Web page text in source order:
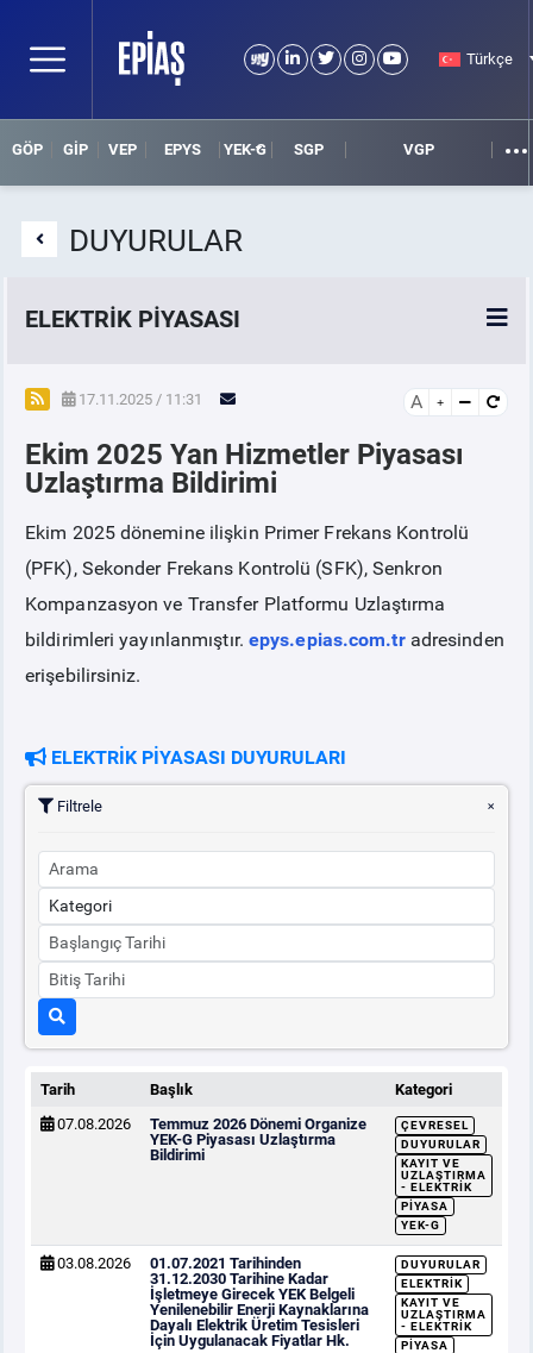
Türkçe
GÖP GİP VEP EPYS YEK-G SGP VGP
DUYURULAR
ELEKTRİK PİYASASI
SPOT ELEKTRİK PİYASALARI
ÖRNEK FİNANS BELGELERİ
VADELİ ELEKTRİK PİYASASI
PİYASAKAYITSÜRECİ
SERBEST TÜKETİCİ
TEMİNAT
BÜLTENLER
DUYURULAR
BT HİZMET YÖNETİM SİSTEMİ POLİTİKAMIZ
17.11.2025 / 11:31 A
Ekim 2025 Yan Hizmetler Piyasası
Uzlaştırma Bildirimi
Ekim 2025 dönemine ilişkin Primer Frekans Kontrolü
(PFK), Sekonder Frekans Kontrolü (SFK), Senkron
Kompanzasyon ve Transfer Platformu Uzlaştırma
bildirimleri yayınlanmıştır. epys.epias.com.tradresinden
erişebilirsiniz.
ELEKTRİK PİYASASI DUYURULARI
Filtrele
Tarih Başlık
Kategori
07.08.2026
Temmuz 2026 Dönemi Organize
YEK-G Piyasası Uzlaştırma
Bildirimi
ÇEVRESEL
DUYURULAR
KAYIT VE
UZLAŞTIRMA
- ELEKTRIK
PIYASA
YEK-G
03.08.2026
01.07.2021 Tarihinden
31.12.2030 Tarihine Kadar
İşletmeye Girecek YEK Belgeli
Yenilenebilir Enerji Kaynaklarına
Dayalı Elektrik Üretim Tesisleri
İçin Uygulanacak Fiyatlar Hk.
DUYURULAR
ELEKTRIK
KAYIT VE
UZLAŞTIRMA
- ELEKTRIK
PIYASA